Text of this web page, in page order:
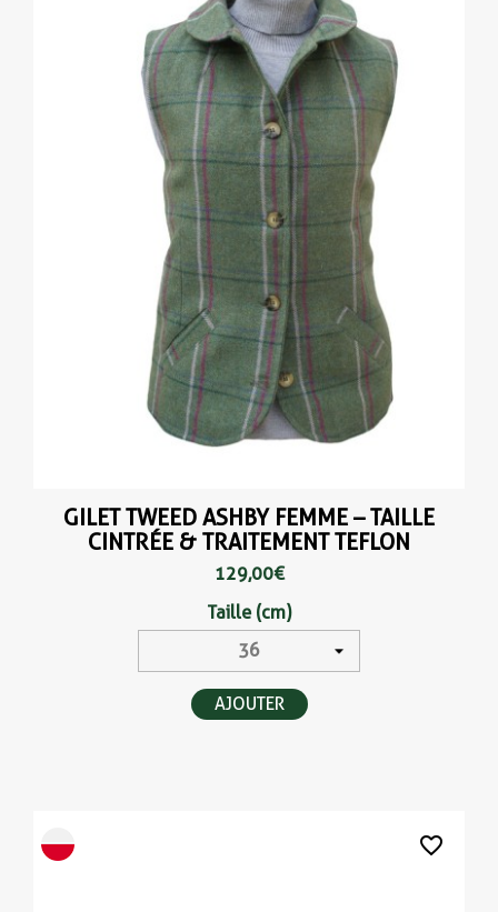
GILET TWEED ASHBY FEMME – TAILLE
CINTRÉE & TRAITEMENT TEFLON
129,00 €
Taille (cm)
AJOUTER
favorite_border